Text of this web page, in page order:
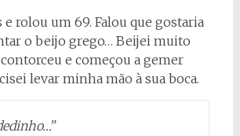
rolou um 69. Falou que gostaria
o beijo grego… Beijei muito
contorceu e começou a gemer
levar minha mão à sua boca.